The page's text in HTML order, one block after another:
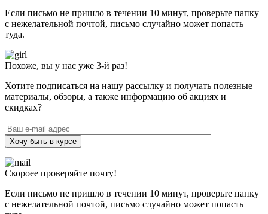
Если письмо не пришло в течении 10 минут, проверьте папку
с нежелательной почтой, письмо случайно может попасть
туда.
Похоже, вы у нас уже 3-й раз!
Хотите подписаться на нашу рассылку и получать полезные
материалы, обзоры, а также информацию об акциях и
скидках?
Хочу быть в курсе
Скороее проверяйте почту!
Если письмо не пришло в течении 10 минут, проверьте папку
с нежелательной почтой, письмо случайно может попасть